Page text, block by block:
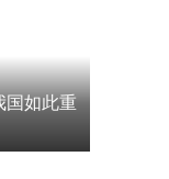
国如此重